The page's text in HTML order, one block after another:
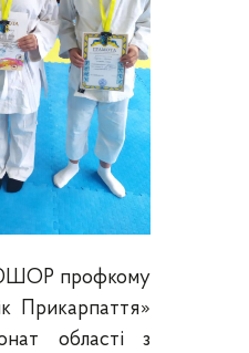
профкому
Прикарпаття»
області з